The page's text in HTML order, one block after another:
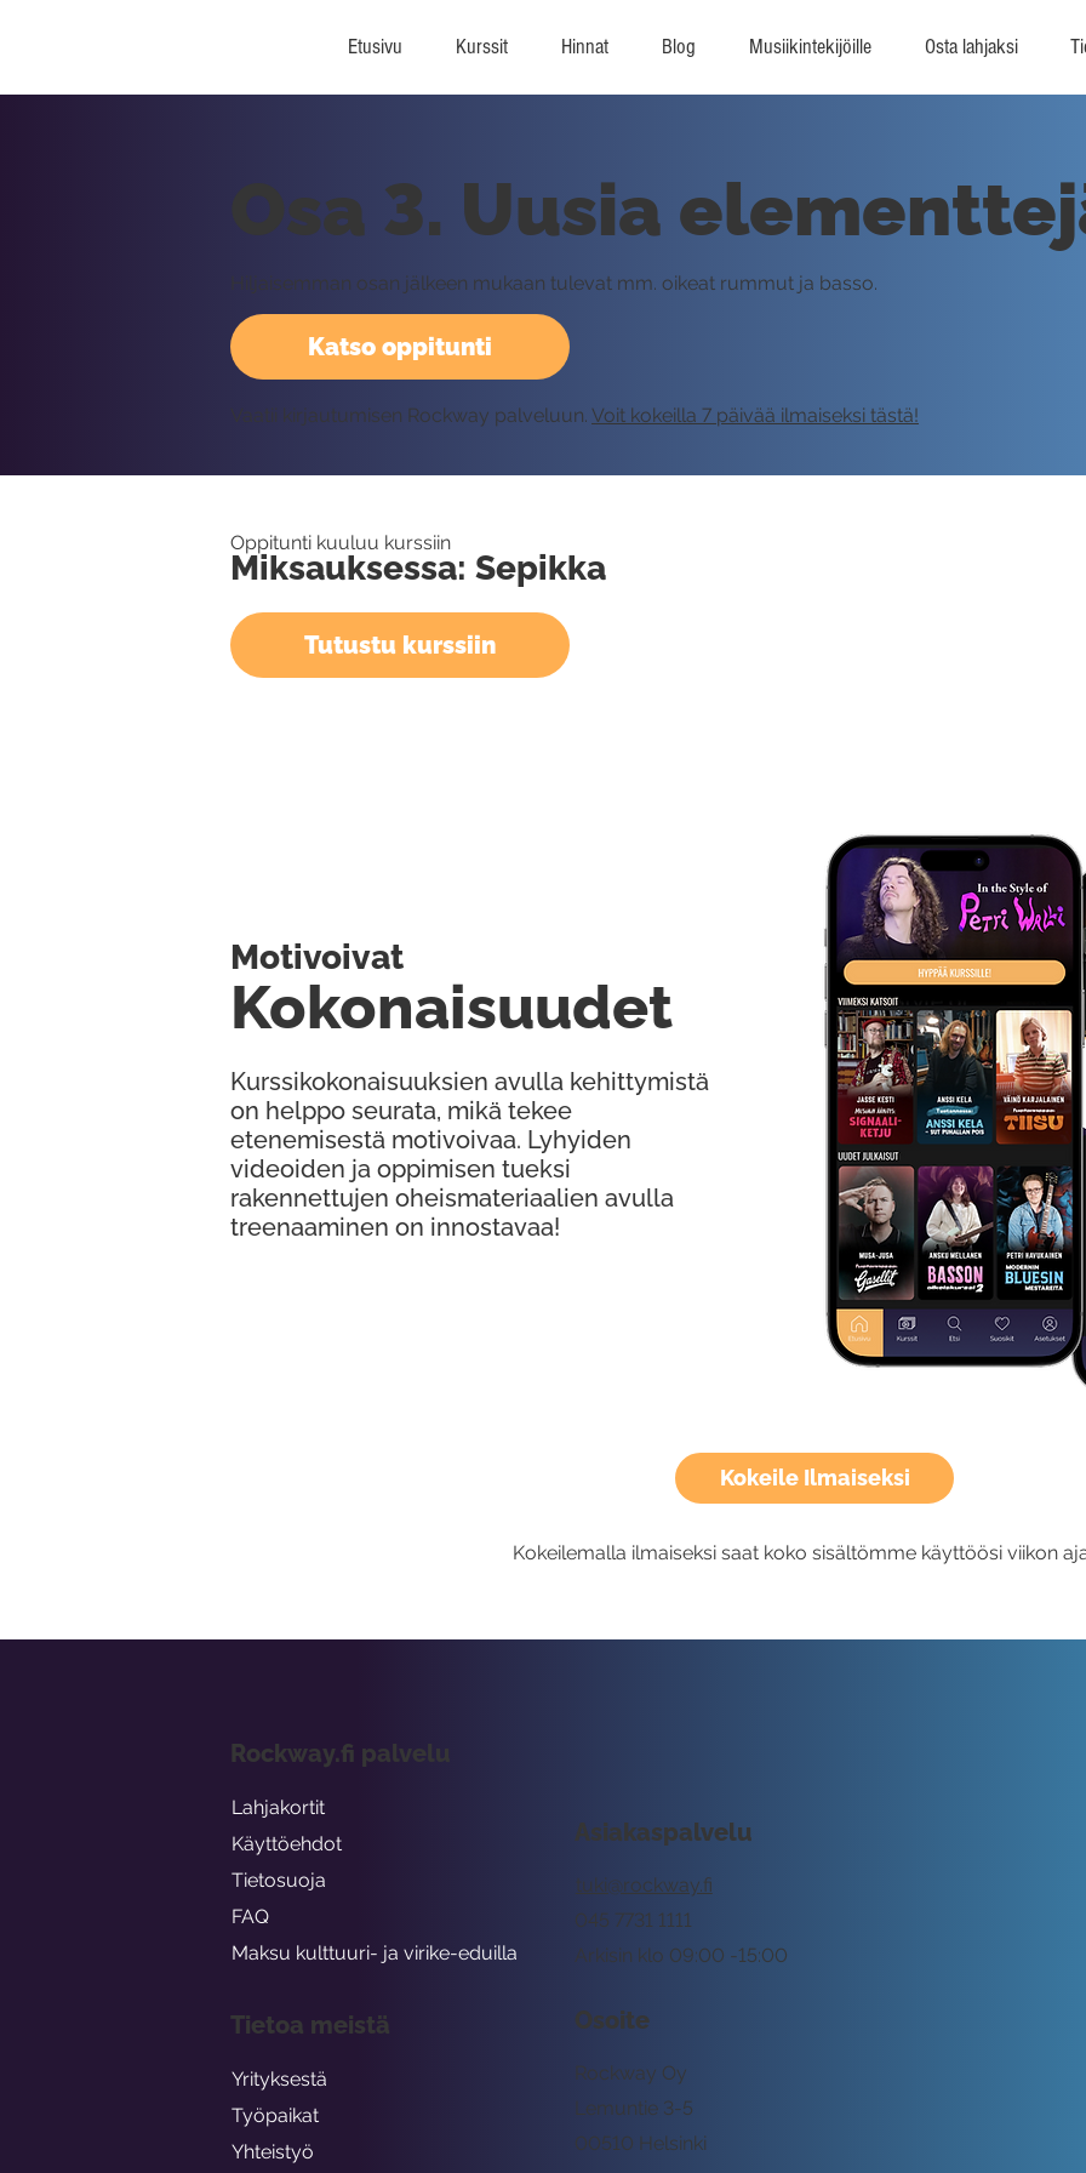
Etusivu Kurssit Hinnat Blog Musiikintekijöille Osta lahjaksi
Kokeile Ilmaiseksi
Kokeilemalla ilmaiseksi saat koko sisältömme käyttöösi viikon
Katso oppitunti
Osa 3. Uusia
Hiljaisemman osan jälkeen mukaan tulevat mm. oikeat rummut ja basso.
Vaatii kirjautumisen Rockway palveluun. Voit kokeilla 7 päivää ilmaiseksi tästä!
Oppitunti kuuluu kurssiin
Miksauksessa: Sepikka
Tutustu kurssiin
Kurssikokonaisuuksien avulla kehittymistä
on helppo seurata, mikä tekee
etenemisestä motivoivaa. Lyhyiden
videoiden ja oppimisen tueksi
rakennettujen oheismateriaalien avulla
treenaaminen on innostavaa!
Kokonaisuudet
Motivoivat
Asiakaspalvelu
tuki@rockway.fi
Arkisin klo 09:00 -15:00
045 7731 1111
Osoite
Rockway Oy
Lemuntie 3-5
00510 Helsinki
Rockway.fi palvelu
Lahjakortit
Käyttöehdot
Tietosuoja
FAQ
Maksu kulttuuri- ja virike-eduilla
Tietoa meistä
Yrityksestä
Työpaikat
Yhteistyö